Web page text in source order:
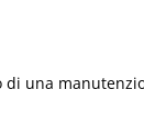
di una